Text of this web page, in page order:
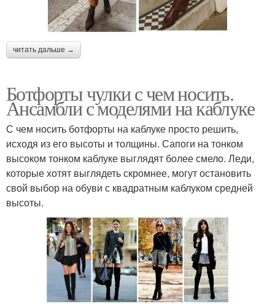
читать дальше →
Ботфорты чулки с чем носить.
Ансамбли с моделями на каблуке
С чем носить ботфорты на каблуке просто решить,
исходя из его высоты и толщины. Сапоги на тонком
высоком тонком каблуке выглядят более смело. Леди,
которые хотят выглядеть скромнее, могут остановить
свой выбор на обуви с квадратным каблуком средней
высоты.